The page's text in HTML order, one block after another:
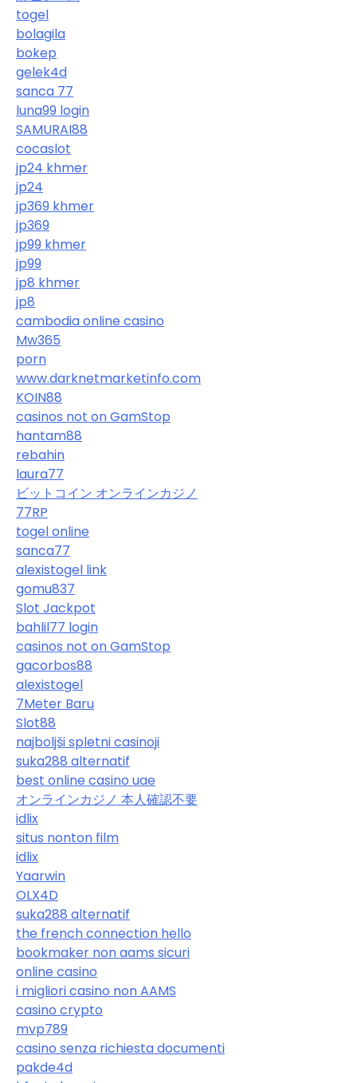
togel
bolagila
bokep
gelek4d
sanca 77
luna99 login
SAMURAI88
cocaslot
jp24 khmer
jp24
jp369 khmer
jp369
jp99 khmer
jp99
jp8 khmer
jp8
cambodia online casino
Mw365
porn
www.darknetmarketinfo.com
KOIN88
casinos not on GamStop
hantam88
rebahin
laura77
ビットコイン オンラインカジノ
77RP
togel online
sanca77
alexistogel link
gomu837
Slot Jackpot
bahlil77 login
casinos not on GamStop
gacorbos88
alexistogel
7Meter Baru
Slot88
najboljši spletni casinoji
suka288 alternatif
best online casino uae
オンラインカジノ 本人確認不要
idlix
situs nonton film
idlix
Yaarwin
OLX4D
suka288 alternatif
the french connection hello
bookmaker non aams sicuri
online casino
i migliori casino non AAMS
casino crypto
mvp789
casino senza richiesta documenti
pakde4d